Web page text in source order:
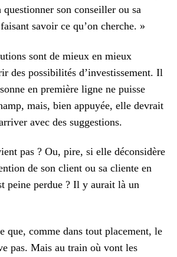
questionner son conseiller ou sa
savoir ce qu’on cherche. »
sont de mieux en mieux
des possibilités d’investissement. Il
en première ligne ne puisse
mais, bien appuyée, elle devrait
avec des suggestions.
pas ? Ou, pire, si elle déconsidère
de son client ou sa cliente en
peine perdue ? Il y aurait là un
que, comme dans tout placement, le
pas. Mais au train où vont les